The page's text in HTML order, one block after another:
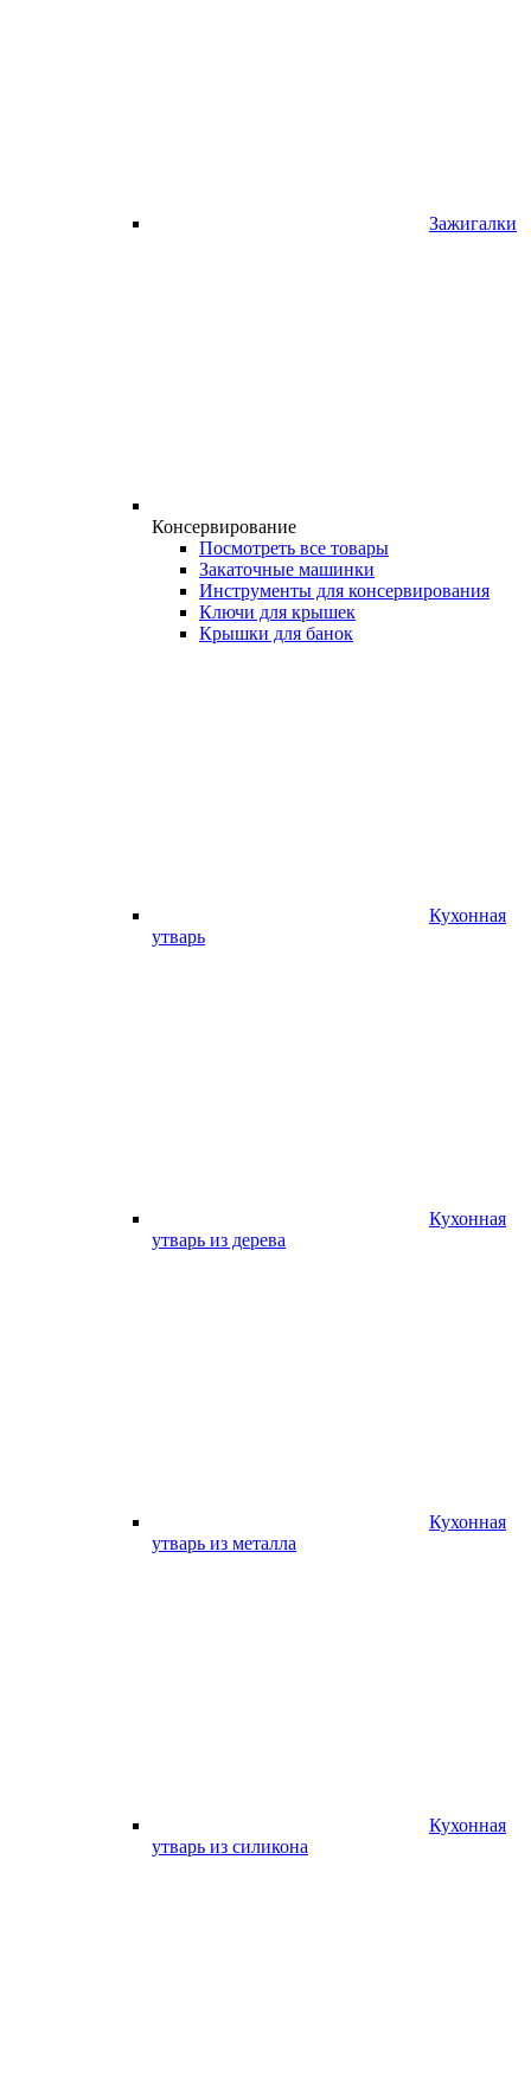
Зажигалки
Консервирование
Посмотреть все товары
Закаточные машинки
Инструменты для консервирования
Ключи для крышек
Крышки для банок
Кухонная
утварь
Кухонная
утварь из дерева
Кухонная
утварь из металла
Кухонная
утварь из силикона